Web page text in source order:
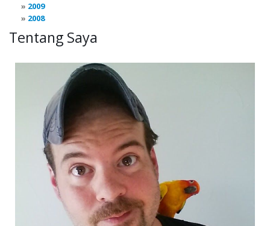
2009
2008
Tentang Saya